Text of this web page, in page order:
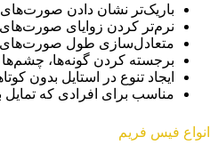
باریک‌تر نشان دادن صورت‌های
نرم‌تر کردن زوایای
متعادل‌سازی طول
برجسته کردن گونه‌ها،
ایجاد تنوع در استایل بدون
مناسب برای افرادی که تمایل
انواع فیس فریم